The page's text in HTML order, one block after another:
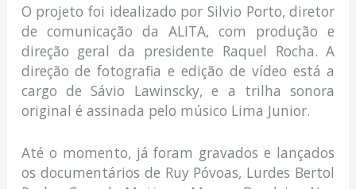
O projeto foi idealizado por Silvio Porto, diretor
de comunicação da ALITA, com produção e
direção geral da presidente Raquel Rocha. A
direção de fotografia e edição de vídeo está a
cargo de Sávio Lawinscky, e a trilha sonora
original é assinada pelo músico Lima Junior.
Até o momento, já foram gravados e lançados
os documentários de Ruy Póvoas, Lurdes Bertol